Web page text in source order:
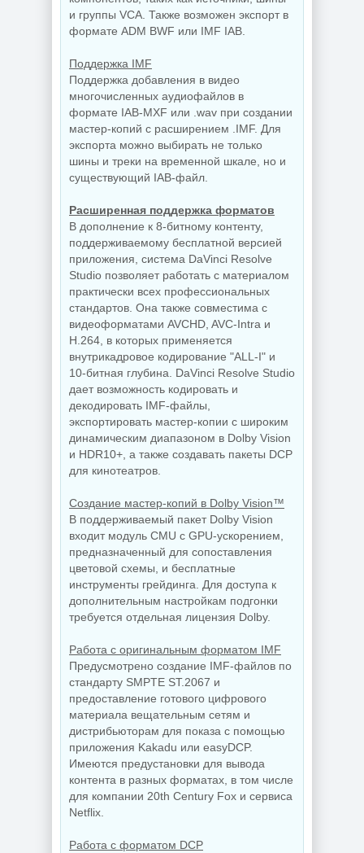
и группы VCA. Также возможен экспорт в
формате ADM BWF или IMF IAB.
Поддержка IMF
Поддержка добавления в видео
многочисленных аудиофайлов в
формате IAB-MXF или .wav при создании
мастер-копий с расширением .IMF. Для
экспорта можно выбирать не только
шины и треки на временной шкале, но и
существующий IAB-файл.
Расширенная поддержка форматов
В дополнение к 8-битному контенту,
поддерживаемому бесплатной версией
приложения, система DaVinci Resolve
Studio позволяет работать с материалом
практически всех профессиональных
стандартов. Она также совместима с
видеоформатами AVCHD, AVC-Intra и
H.264, в которых применяется
внутрикадровое кодирование "ALL-I" и
10-битная глубина. DaVinci Resolve Studio
дает возможность кодировать и
декодировать IMF-файлы,
экспортировать мастер-копии с широким
динамическим диапазоном в Dolby Vision
и HDR10+, а также создавать пакеты DCP
для кинотеатров.
Создание мастер-копий в Dolby Vision™
В поддерживаемый пакет Dolby Vision
входит модуль CMU с GPU-ускорением,
предназначенный для сопоставления
цветовой схемы, и бесплатные
инструменты грейдинга. Для доступа к
дополнительным настройкам подгонки
требуется отдельная лицензия Dolby.
Работа с оригинальным форматом IMF
Предусмотрено создание IMF-файлов по
стандарту SMPTE ST.2067 и
предоставление готового цифрового
материала вещательным сетям и
дистрибьюторам для показа с помощью
приложения Kakadu или easyDCP.
Имеются предустановки для вывода
контента в разных форматах, в том числе
для компании 20th Century Fox и сервиса
Netflix.
Работа с форматом DCP